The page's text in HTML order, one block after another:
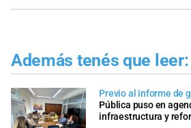
Además tenés que leer:
Previo al informe de
Pública puso en
infraestructura y